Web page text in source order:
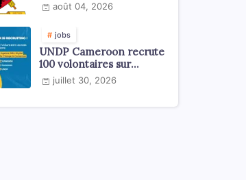
août 04, 2026
jobs
UNDP Cameroon recrute
100 volontaires sur
l'échelle du territoire
national
juillet 30, 2026